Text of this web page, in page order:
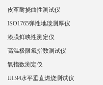
皮革耐挠曲性测试仪
ISO1765弹性地毯测厚仪
漆膜鲜映性测定仪
高温极限氧指数测试仪
氧指数测定仪
UL94水平垂直燃烧测试仪